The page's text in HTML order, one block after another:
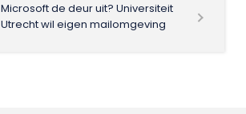
Microsoft de deur uit? Universiteit
Utrecht wil eigen mailomgeving